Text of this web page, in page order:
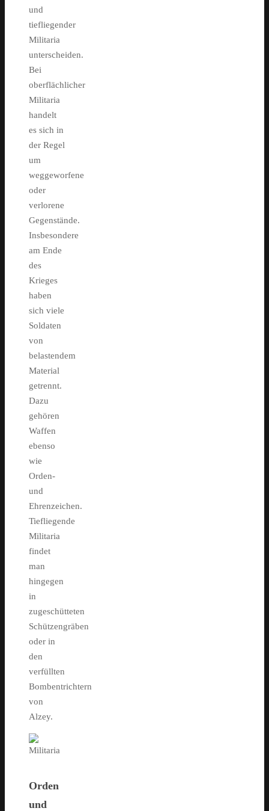
und
tiefliegender
Militaria
unterscheiden.
Bei
oberflächlicher
Militaria
handelt
es sich in
der Regel
um
weggeworfene
oder
verlorene
Gegenstände.
Insbesondere
am Ende
des
Krieges
haben
sich viele
Soldaten
von
belastendem
Material
getrennt.
Dazu
gehören
Waffen
ebenso
wie
Orden-
und
Ehrenzeichen.
Tiefliegende
Militaria
findet
man
hingegen
in
zugeschütteten
Schützengräben
oder in
den
verfüllten
Bombentrichtern
von
Alzey.
Orden
und